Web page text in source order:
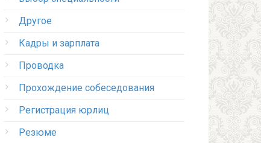
Порядок предоставления
трудовой книжки
Другое
Кадры и зарплата
Проводка
Прохождение собеседования
Регистрация юрлиц
Резюме